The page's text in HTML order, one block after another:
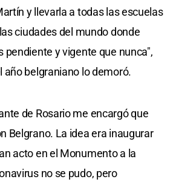
y llevarla a todas las escuelas
ciudades del mundo donde
pendiente y vigente que nunca",
año belgraniano lo demoró.
de Rosario me encargó que
Belgrano. La idea era inaugurar
acto en el Monumento a la
no se pudo, pero